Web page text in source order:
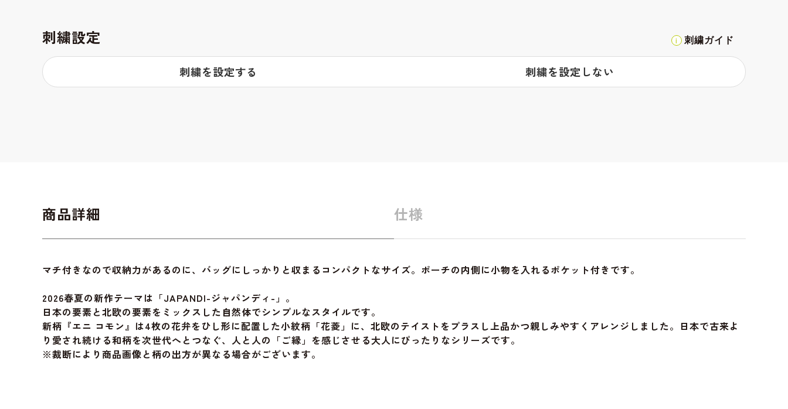
刺繍設定 刺繍ガイド
刺繍を設定する 刺繍を設定しない
商品詳細 仕様
マチ付きなので収納力があるのに、バッグにしっかりと収まるコンパクトなサイズ。ポーチの内側に小物を入れるポケット付きです。
2026春夏の新作テーマは「JAPANDI-ジャパンディ-」。
日本の要素と北欧の要素をミックスした自然体でシンプルなスタイルです。
新柄『エニ コモン』は4枚の花弁をひし形に配置した小紋柄「花菱」に、北欧のテイストをプラスし上品かつ親しみやすくアレンジしました。日本で古来よ
り愛され続ける和柄を次世代へとつなぐ、人と人の「ご縁」を感じさせる大人にぴったりなシリーズです。
※裁断により商品画像と柄の出方が異なる場合がございます。